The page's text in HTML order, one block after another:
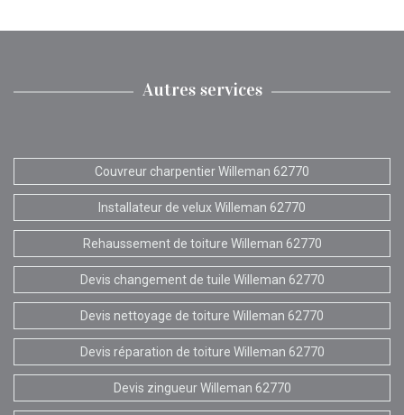
Autres services
Couvreur charpentier Willeman 62770
Installateur de velux Willeman 62770
Rehaussement de toiture Willeman 62770
Devis changement de tuile Willeman 62770
Devis nettoyage de toiture Willeman 62770
Devis réparation de toiture Willeman 62770
Devis zingueur Willeman 62770